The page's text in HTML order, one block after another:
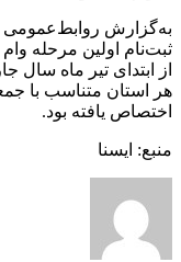
به‌گزارش روابط‌عمومی
ثبت‌نام اولین مرحله
از ابتدای تیر ماه سال
هر استان متناسب با
اختصاص یافته بود.
منبع: ایسنا